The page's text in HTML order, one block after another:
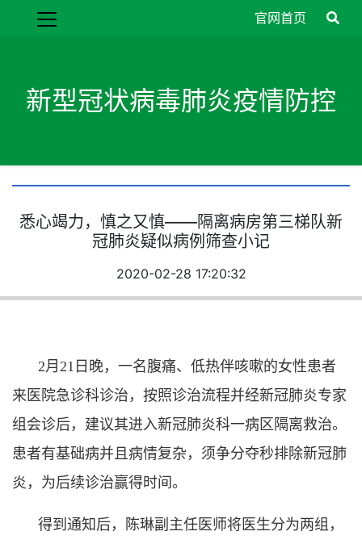
官网首页
新型冠状病毒肺炎疫情防控
悉心竭力，慎之又慎——隔离病房第三梯队新
冠肺炎疑似病例筛查小记
2020-02-28 17:20:32
2月21日晚，一名腹痛、低热伴咳嗽的女性患者
来医院急诊科诊治，按照诊治流程并经新冠肺炎专家
组会诊后，建议其进入新冠肺炎科一病区隔离救治。
患者有基础病并且病情复杂，须争分夺秒排除新冠肺
炎，为后续诊治赢得时间。
得到通知后，陈琳副主任医师将医生分为两组，